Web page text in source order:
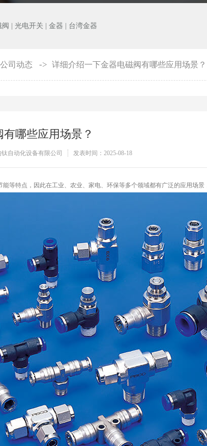
阀 光电开关 金器 台湾金器
公司动态 -> 详细介绍一下金器电磁阀有哪些应用场景？
哪些应用场景？
自动化设备有限公司 发表时间：2025-08-18
等特点，因此在工业、农业、家电、环保等多个领域都有广泛的应用场景